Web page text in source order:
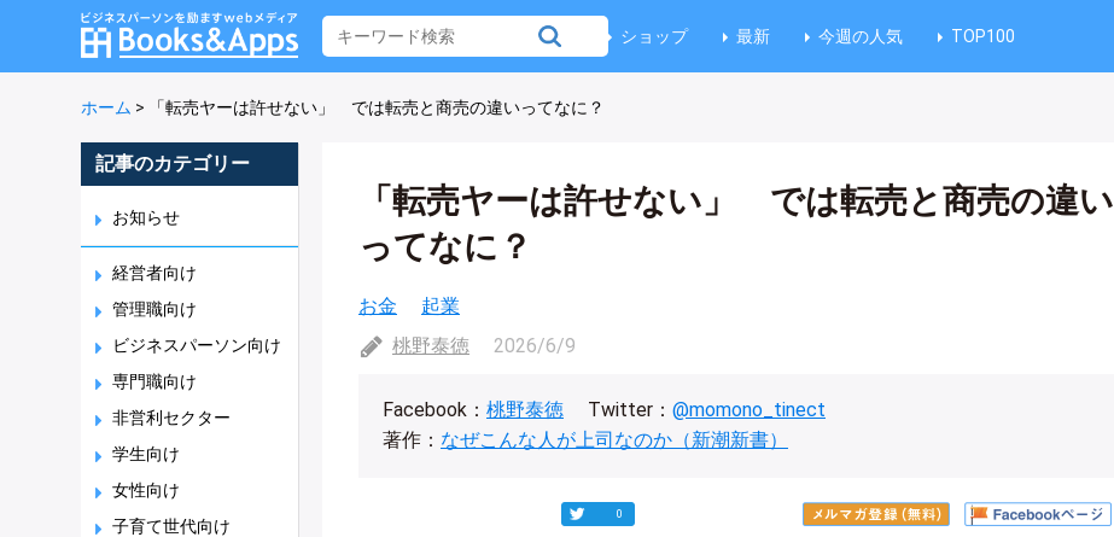
ショップ 最新 今週の人気 TOP100
ホーム > 「転売ヤーは許せない」 では転売と商売の違いってなに？
記事のカテゴリー
お知らせ
経営者向け
管理職向け
ビジネスパーソン向け
専門職向け
非営利セクター
学生向け
女性向け
子育て世代向け
「転売ヤーは許せない」 では転売と商売の違い
ってなに？
お金
起業
桃野泰徳
2026/6/9
Facebook： 桃野泰徳 Twitter： @momono_tinect
著作： なぜこんな人が上司なのか（新潮新書）
0